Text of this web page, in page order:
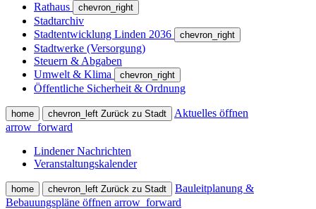
Rathaus chevron_right
Stadtarchiv
Stadtentwicklung Linden 2036
chevron_right
Stadtwerke (Versorgung)
Steuern & Abgaben
Umwelt & Klima
chevron_right
Öffentliche Sicherheit & Ordnung
home chevron_left Zurück zu Stadt
Aktuelles öffnen
arrow_forward
Lindener Nachrichten
Veranstaltungskalender
home chevron_left Zurück zu Stadt
Bauleitplanung &
Bebauungspläne öffnen arrow_forward